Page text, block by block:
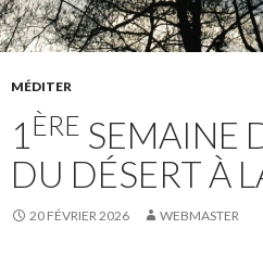
MÉDITER
1ÈRE SEMAINE
DU DÉSERT À
20 FÉVRIER 2026 WEBMASTER